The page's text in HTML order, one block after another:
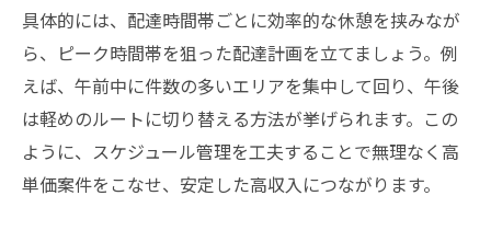
具体的には、配達時間帯ごとに効率的な休憩を挟みなが
ら、ピーク時間帯を狙った配達計画を立てましょう。例
えば、午前中に件数の多いエリアを集中して回り、午後
は軽めのルートに切り替える方法が挙げられます。この
ように、スケジュール管理を工夫することで無理なく高
単価案件をこなせ、安定した高収入につながります。